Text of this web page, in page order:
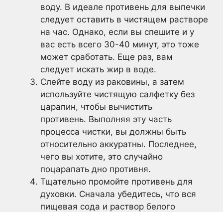
воду. В идеале противень для выпечки
следует оставить в чистящем растворе
на час. Однако, если вы спешите и у
вас есть всего 30-40 минут, это тоже
может сработать. Еще раз, вам
следует искать жир в воде.
Слейте воду из раковины, а затем
используйте чистящую салфетку без
царапин, чтобы вычистить
противень. Выполняя эту часть
процесса чистки, вы должны быть
относительно аккуратны. Последнее,
чего вы хотите, это случайно
поцарапать дно противня.
Тщательно промойте противень для
духовки. Сначала убедитесь, что вся
пищевая сода и раствор белого